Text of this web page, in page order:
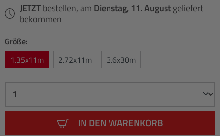
JETZTbestellen, am Dienstag, 11. Augustgeliefert
bekommen
Größe:
1.35x11m
2.72x11m 3.6x30m
IN DEN WARENKORB